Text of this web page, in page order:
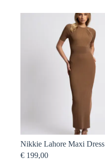
Nikkie Lahore Maxi Dress
€ 199,00